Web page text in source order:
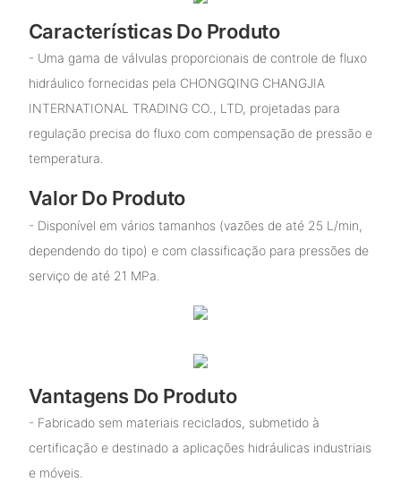
Características Do Produto
- Uma gama de válvulas proporcionais de controle de fluxo
hidráulico fornecidas pela CHONGQING CHANGJIA
INTERNATIONAL TRADING CO., LTD, projetadas para
regulação precisa do fluxo com compensação de pressão e
temperatura.
Valor Do Produto
- Disponível em vários tamanhos (vazões de até 25 L/min,
dependendo do tipo) e com classificação para pressões de
serviço de até 21 MPa.
Vantagens Do Produto
- Fabricado sem materiais reciclados, submetido à
certificação e destinado a aplicações hidráulicas industriais
e móveis.